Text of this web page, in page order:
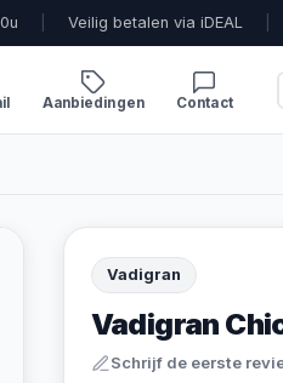
Veilig betalen via iDEAL
Aanbiedingen Contact
Vadigran
Vadigran
Schrijf de eerste